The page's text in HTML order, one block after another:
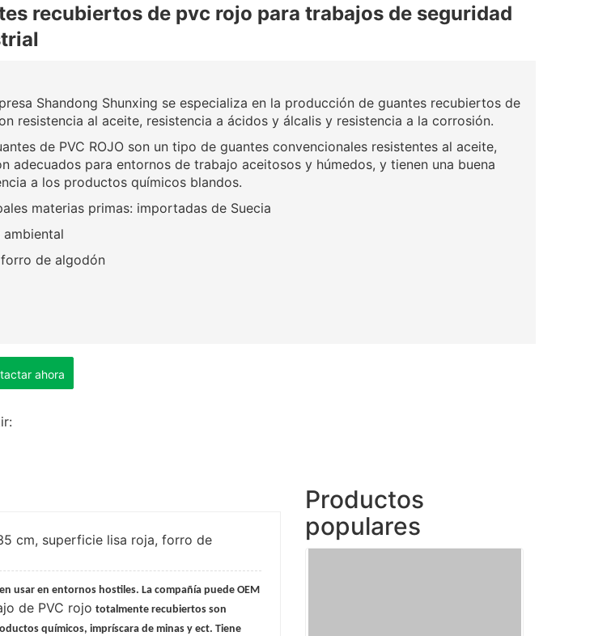
recubiertos de pvc rojo para trabajos de seguridad
Shandong Shunxing se especializa en la producción de guantes recubiertos de
resistencia al aceite, resistencia a ácidos y álcalis y resistencia a la corrosión.
de PVC ROJO son un tipo de guantes convencionales resistentes al aceite,
adecuados para entornos de trabajo aceitosos y húmedos, y tienen una buena
a los productos químicos blandos.
materias primas: importadas de Suecia
ambiental
de algodón
ahora
cm, superficie lisa roja, forro de
usar en entornos hostiles. La compañía puede OEM
de PVC rojo totalmente recubiertos son
químicos, impríscara de minas y ect. Tiene
Productos
populares